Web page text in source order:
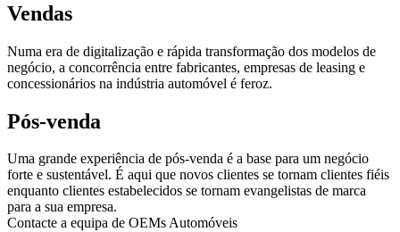
Vendas
Numa era de digitalização e rápida transformação dos modelos de
negócio, a concorrência entre fabricantes, empresas de leasing e
concessionários na indústria automóvel é feroz.
Pós-venda
Uma grande experiência de pós-venda é a base para um negócio
forte e sustentável. É aqui que novos clientes se tornam clientes fiéis
enquanto clientes estabelecidos se tornam evangelistas de marca
para a sua empresa.
Contacte a equipa de OEMs Automóveis